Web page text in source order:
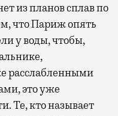
из планов сплав по
что Париж опять
у воды, чтобы,
расслабленными
это уже
Те, кто называет